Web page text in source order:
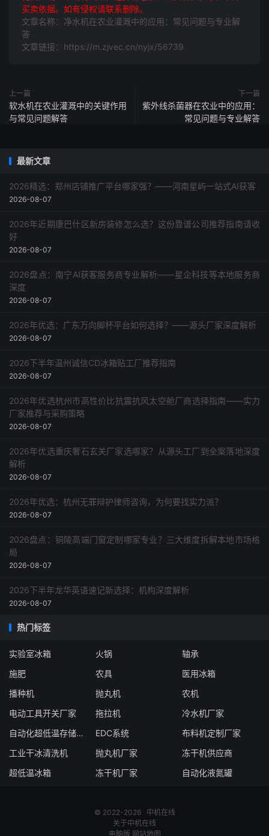
买卖依据。如有侵权请联系删除。
文章名称：净水机在农业灌溉中的应用：常见问题与专业解
答
文章链接：https://m.zjvec.cn/nyjx/56739
上一篇
软水机在农业灌溉中的关键作用
与常见问题解答
下一篇
紫外线杀菌器在农业中的应用：
常见问题与专业解答
最新文章
2026精选：郑州店铺推广平台哪家强？——河南星屿一站式AI获客
2026-08-07
2026年近期康巴什区新房装修怎么选？这份靠谱公司推荐指南请收
好
2026-08-07
2026盘点：南宁AI获客服务商专业解析——星企科技等本地服务商
深度
2026-08-07
2026年优选：广东万向脚杯平台如何选择？——源头厂家深度解析
2026-08-07
2026下半年温州诚信CD冰箱贴工厂推荐指南
2026-08-07
2026年优选杭州市高性价比抗震抗风太空舱厂商选择指南——实力
厂家推荐与采购策略
2026-08-07
2026年优选重庆奢石玄关厂家选哪家？从源头工厂到全案落地深度
解析
2026-08-07
2026年优选：杭州无罪辩护律师咨询，为何要找实力派？
2026-08-07
2026盘点：铜陵高端门窗定制哪家专业？三大维度拆解本地市场格
局
2026-08-07
2026下半年龙华英语速记新选择：机构深度解析
2026-08-07
热门标签
实验室冰箱 火锅
轴承
施肥
农具
医用冰箱
播种机
抛丸机
农机
电动工具开关厂家
拖拉机
冷水机厂家
自动化超低温存储系统厂家
EDC系统
布料机定制厂家
工业干冰清洗机
抛丸机厂家
冻干机供应商
超低温冰箱
冻干机厂家 自动化液氮罐
© 2022-2026 中机在线
关于中机在线
电脑版 网站地图